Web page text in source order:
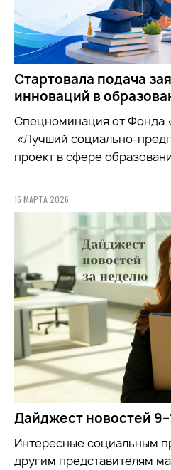
Стартовала подача
инноваций в
Спецноминация от Фонда
«Лучший социально-
проект в сфере
16 МАРТА 2026
Дайджест новостей
Интересные социальным
другим представителям